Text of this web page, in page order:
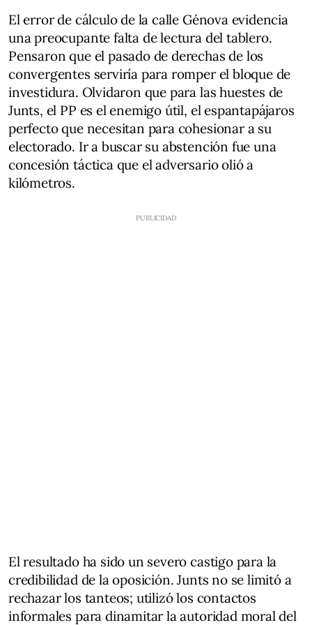
El error de cálculo de la calle Génova evidencia
una preocupante falta de lectura del tablero.
Pensaron que el pasado de derechas de los
convergentes serviría para romper el bloque de
investidura. Olvidaron que para las huestes de
Junts, el PP es el enemigo útil, el espantapájaros
perfecto que necesitan para cohesionar a su
electorado. Ir a buscar su abstención fue una
concesión táctica que el adversario olió a
kilómetros.
El resultado ha sido un severo castigo para la
credibilidad de la oposición. Junts no se limitó a
rechazar los tanteos; utilizó los contactos
informales para dinamitar la autoridad moral del